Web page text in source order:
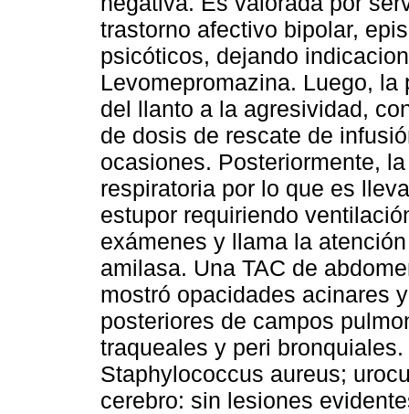
trastorno afectivo bipolar,
psicóticos, dejando
Levomepromazina. Luego,
del llanto a la agresividad,
de dosis de rescate de
ocasiones. Posteriormente,
respiratoria por lo que es
estupor requiriendo
exámenes y llama la
amilasa. Una TAC de
mostró opacidades acinares
posteriores de campos
traqueales y peri
Staphylococcus aureus;
cerebro: sin lesiones